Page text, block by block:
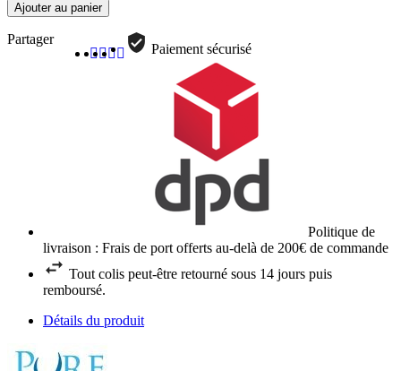
Ajouter au panier
Partager
Paiement sécurisé
Politique de
livraison : Frais de port offerts au-delà de 200€ de commande
Tout colis peut-être retourné sous 14 jours puis
remboursé.
Détails du produit